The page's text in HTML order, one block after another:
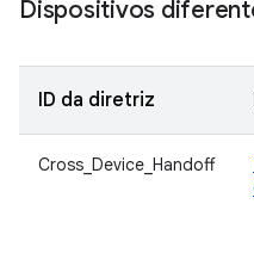
Dispositivos
ID da diretriz
Cross_Device_Handoff